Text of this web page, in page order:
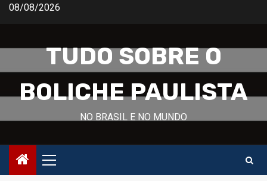
Skip08/08/2026
TUDO SOBRE O
BOLICHE PAULISTA
NO BRASIL E NO MUNDO
Primary
Menu